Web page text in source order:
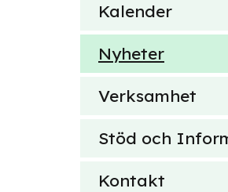
efter
Kalender
Nyheter
Verksamhet
Stöd och
Kontakt